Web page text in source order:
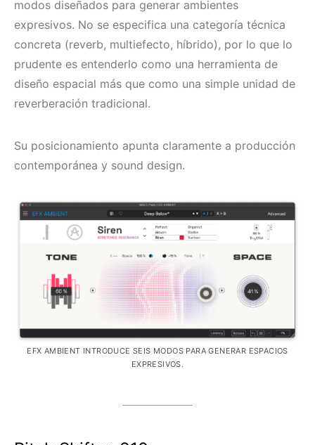
modos diseñados para generar ambientes
expresivos. No se especifica una categoría técnica
concreta (reverb, multiefecto, híbrido), por lo que lo
prudente es entenderlo como una herramienta de
diseño espacial más que como una simple unidad de
reverberación tradicional.
Su posicionamiento apunta claramente a producción
contemporánea y sound design.
EFX AMBIENT INTRODUCE SEIS MODOS PARA GENERAR ESPACIOS
EXPRESIVOS.